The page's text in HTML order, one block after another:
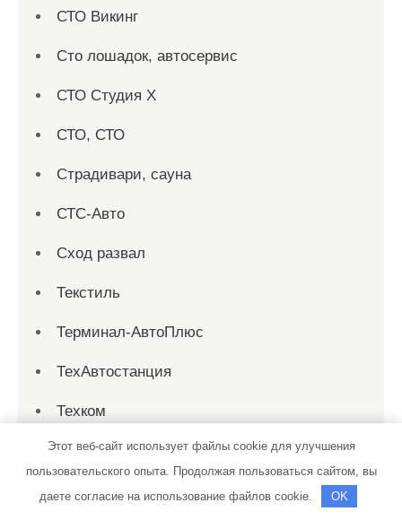
СТО Викинг
Сто лошадок, автосервис
СТО Студия Х
СТО, СТО
Страдивари, сауна
СТС-Авто
Сход развал
Текстиль
Терминал-АвтоПлюс
ТехАвтостанция
Техком
Техосмотр
Тихая заводь, сауна
Этот веб-сайт использует файлы cookie для улучшения
пользовательского опыта. Продолжая пользоваться сайтом, вы
даете согласие на использование файлов cookie.
OK